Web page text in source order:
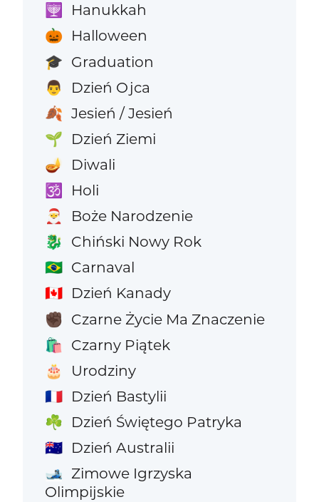
🕎 Hanukkah
🎃 Halloween
🎓 Graduation
👨 Dzień Ojca
🍂 Jesień / Jesień
🌱 Dzień Ziemi
🪔 Diwali
🕉️ Holi
🎅 Boże Narodzenie
🐉 Chiński Nowy Rok
🇧🇷 Carnaval
🇨🇦 Dzień Kanady
✊🏿 Czarne Życie Ma Znaczenie
🛍️ Czarny Piątek
🎂 Urodziny
🇫🇷 Dzień Bastylii
☘️ Dzień Świętego Patryka
🇦🇺 Dzień Australii
🎿 Zimowe Igrzyska
Olimpijskie